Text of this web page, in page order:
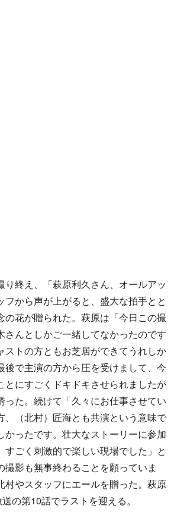
終え、「萩原利久さん、オールアッ
フから声が上がると、盛大な拍手とと
の花が贈られた。萩原は「今日この撮
さんとしかご一緒してなかったのです
ストの方ともお芝居ができてうれしか
後で主演の方から圧を受けまして、今
とにすごくドキドキさせられましたが
った。続けて「久々にお仕事させてい
、（北村）匠海とも共演という意味で
かったです。壮大なストーリーに参加
すごく刺激的で楽しい現場でした」と
撮影も無事終わることを願っていま
村やスタッフにエールを贈った。萩原
の第10話でラストを迎える。